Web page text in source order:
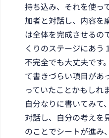
持ち込み、それを使っ
加者と対話し、内容を
は全体を完成させるの
くりのステージにあう
不完全でも大丈夫です
て書きづらい項目があ
っていたことかもしれ
自分なりに書いてみて
対話し、自分の考えを
のことでシートが進み